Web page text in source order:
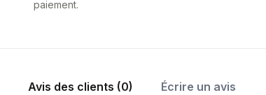
paiement.
Avis des clients (0) Écrire un avis